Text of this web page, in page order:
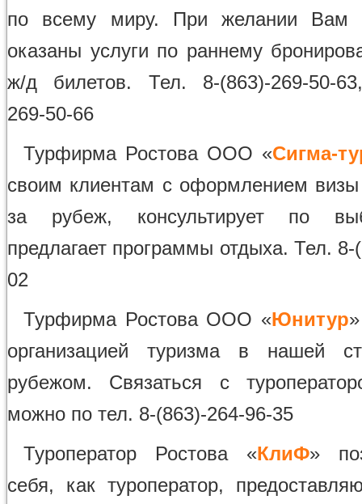
по всему миру. При желании Вам
оказаны услуги по раннему
ж/д билетов. Тел. 8-(863)-269-50-
269-50-66
Турфирма Ростова ООО «Сигма-
своим клиентам с оформлением
за рубеж, консультирует по
предлагает программы отдыха. Тел. 8-
02
Турфирма Ростова ООО «Юнитур
организацией туризма в нашей
рубежом. Связаться с
можно по тел. 8-(863)-264-96-35
Туроператор Ростова «КлиФ»
себя, как туроператор,